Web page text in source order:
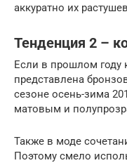
аккуратно их
Тенденция 2 –
Если в прошлом году
представлена
сезоне осень-зима
матовым и
Также в моде
Поэтому смело